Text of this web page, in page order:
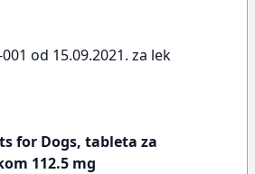
od 15.09.2021. za lek
for Dogs, tableta za
112.5 mg